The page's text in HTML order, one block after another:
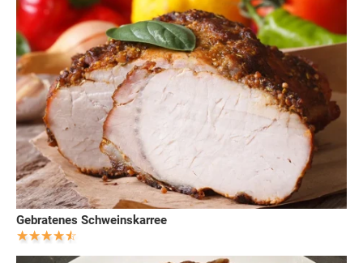
Gebratenes Schweinskarree